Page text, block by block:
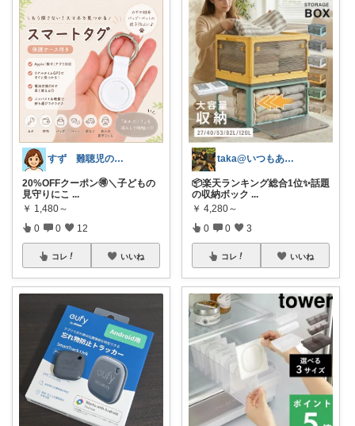
すず 難聴児のママ🦻
20%OFFクーポン🉐＼子どもの
見守りにこ ...
￥ 1,480～
0 0 12
コレ いいね
taka@いつもありがとうございます✨
📦楽天ランキング総合1位✨話題
の収納ボック ...
￥ 4,280～
0 0 3
コレ いいね